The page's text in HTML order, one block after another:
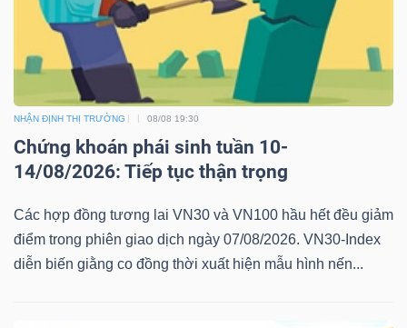
NHẬN ĐỊNH THỊ TRƯỜNG 08/08 19:30
Chứng khoán phái sinh tuần 10-
14/08/2026: Tiếp tục thận trọng
Các hợp đồng tương lai VN30 và VN100 hầu hết đều giảm
điểm trong phiên giao dịch ngày 07/08/2026. VN30-Index
diễn biến giằng co đồng thời xuất hiện mẫu hình nến...